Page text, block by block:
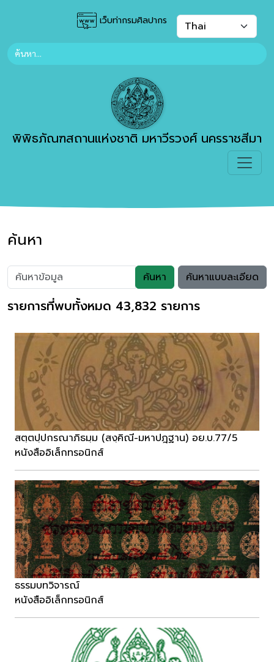
เว็บท่ากรมศิลปากร
พิพิธภัณฑสถานแห่งชาติ มหาวีรวงศ์ นครราชสีมา
ค้นหา
ค้นหา ค้นหาแบบละเอียด
รายการที่พบทั้งหมด 43,832 รายการ
สตฺตปฺปกรณาภิธมฺม (สงฺคิณี-มหาปฎฐาน) อย.บ.77/5
หนังสืออิเล็กทรอนิกส์
ธรรมบทวิจารณ์
หนังสืออิเล็กทรอนิกส์